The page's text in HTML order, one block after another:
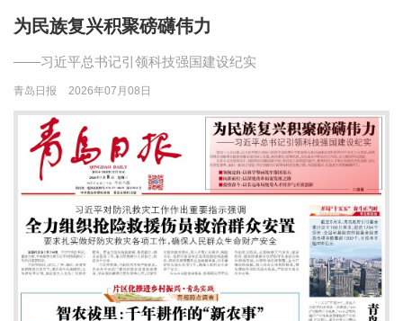
为民族复兴积聚磅礴伟力
——习近平总书记引领科技强国建设纪实
青岛日报 2026年07月08日